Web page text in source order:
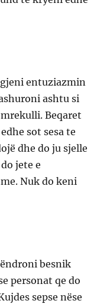
entuziazmin
ashtu si
Beqaret
sot sesa te
dhe do ju sjelle
jete e
Nuk do keni
besnik
personat qe do
sepse nëse